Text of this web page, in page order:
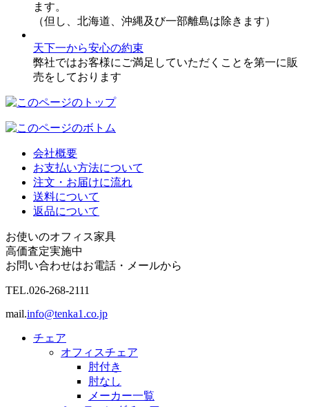
ます。
（但し、北海道、沖縄及び一部離島は除きます）
天下一から安心の約束
弊社ではお客様にご満足していただくことを第一に販
売をしております
会社概要
お支払い方法について
注文・お届けに流れ
送料について
返品について
お使いのオフィス家具
高価査定実施中
お問い合わせはお電話・メールから
TEL.026-268-2111
mail.info@tenka1.co.jp
チェア
オフィスチェア
肘付き
肘なし
メーカー一覧